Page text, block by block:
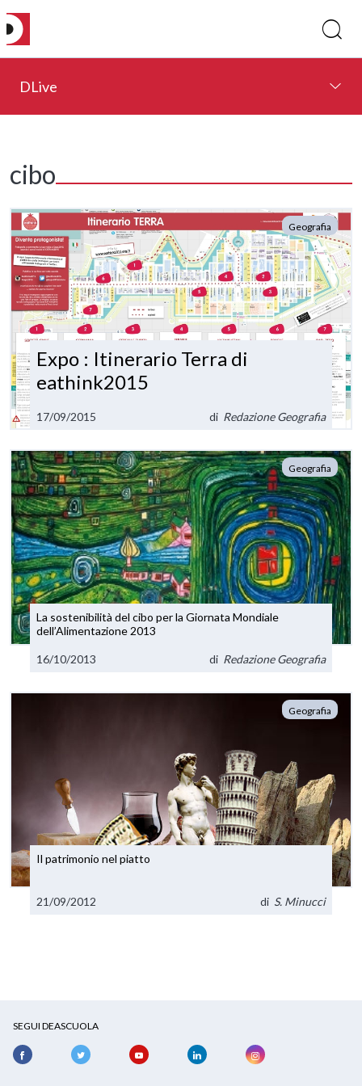
DLive
cibo
Geografia
Expo : Itinerario Terra di
eathink2015
17/09/2015 di Redazione Geografia
Geografia
La sostenibilità del cibo per la Giornata Mondiale
dell’Alimentazione 2013
16/10/2013 di Redazione Geografia
Geografia
Il patrimonio nel piatto
21/09/2012 di S. Minucci
SEGUI DEASCUOLA